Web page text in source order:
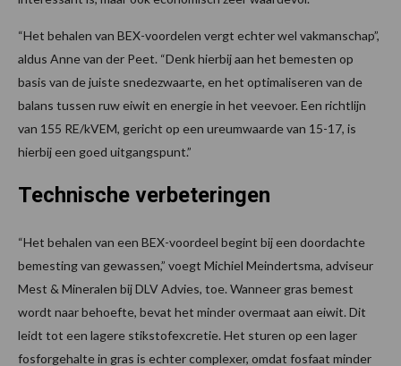
“Het behalen van BEX-voordelen vergt echter wel vakmanschap”,
aldus Anne van der Peet. “Denk hierbij aan het bemesten op
basis van de juiste snedezwaarte, en het optimaliseren van de
balans tussen ruw eiwit en energie in het veevoer. Een richtlijn
van 155 RE/kVEM, gericht op een ureumwaarde van 15-17, is
hierbij een goed uitgangspunt.”
Technische verbeteringen
“Het behalen van een BEX-voordeel begint bij een doordachte
bemesting van gewassen,” voegt Michiel Meindertsma, adviseur
Mest & Mineralen bij DLV Advies, toe. Wanneer gras bemest
wordt naar behoefte, bevat het minder overmaat aan eiwit. Dit
leidt tot een lagere stikstofexcretie. Het sturen op een lager
fosforgehalte in gras is echter complexer, omdat fosfaat minder